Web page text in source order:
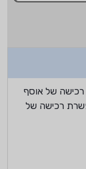
רכישה של אוסף
רכישה של